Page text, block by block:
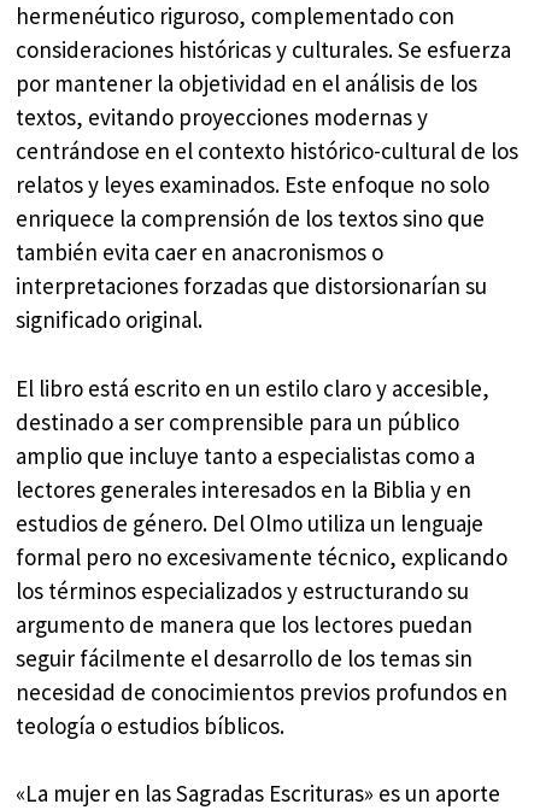
hermenéutico riguroso, complementado con
consideraciones históricas y culturales. Se esfuerza
por mantener la objetividad en el análisis de los
textos, evitando proyecciones modernas y
centrándose en el contexto histórico-cultural de los
relatos y leyes examinados. Este enfoque no solo
enriquece la comprensión de los textos sino que
también evita caer en anacronismos o
interpretaciones forzadas que distorsionarían su
significado original.
El libro está escrito en un estilo claro y accesible,
destinado a ser comprensible para un público
amplio que incluye tanto a especialistas como a
lectores generales interesados en la Biblia y en
estudios de género. Del Olmo utiliza un lenguaje
formal pero no excesivamente técnico, explicando
los términos especializados y estructurando su
argumento de manera que los lectores puedan
seguir fácilmente el desarrollo de los temas sin
necesidad de conocimientos previos profundos en
teología o estudios bíblicos.
«La mujer en las Sagradas Escrituras» es un aporte